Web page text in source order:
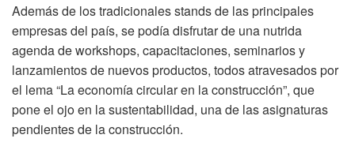
Además de los tradicionales stands de las principales
empresas del país, se podía disfrutar de una nutrida
agenda de workshops, capacitaciones, seminarios y
lanzamientos de nuevos productos, todos atravesados por
el lema “La economía circular en la construcción”, que
pone el ojo en la sustentabilidad, una de las asignaturas
pendientes de la construcción.